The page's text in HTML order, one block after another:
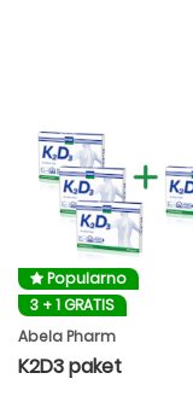
Popularno
3 + 1 GRATIS
Abela Pharm
K2D3 paket